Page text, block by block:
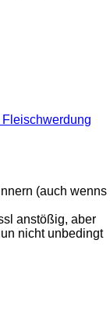
(auch wenns
anstößig, aber
nicht unbedingt